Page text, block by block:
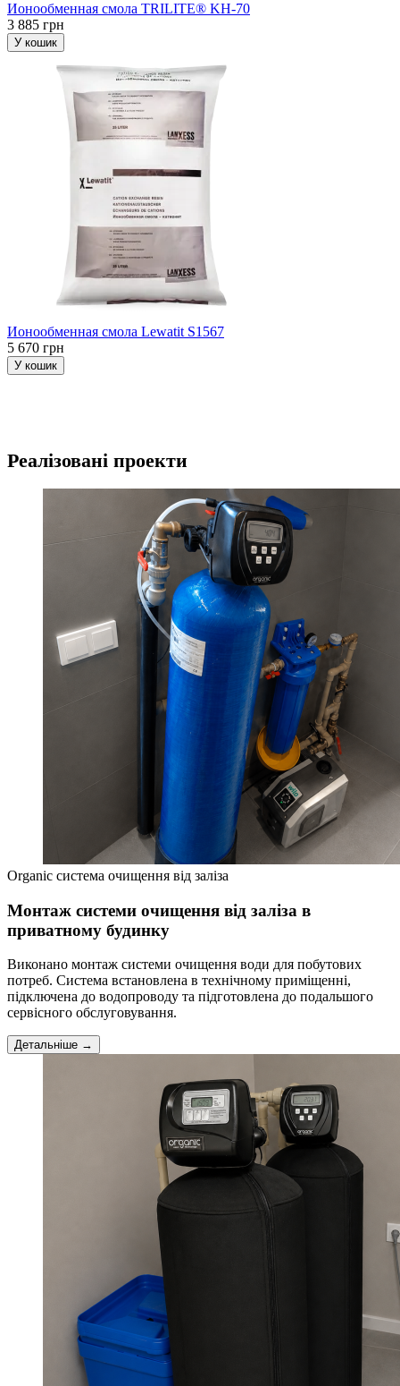
Ионообменная смола TRILITE® KH-70
3 885 грн
У кошик
Ионообменная смола Lewatit S1567
5 670 грн
У кошик
Реалізовані проекти
Organic система очищення від заліза
Монтаж системи очищення від заліза в
приватному будинку
Виконано монтаж системи очищення води для побутових
потреб. Система встановлена в технічному приміщенні,
підключена до водопроводу та підготовлена до подальшого
сервісного обслуговування.
Детальніше →